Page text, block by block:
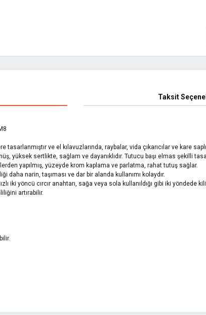
Taksit
tasarlanmıştır ve el kılavuzlarında, raybalar, vida çıkarıcılar ve kare
yüksek sertlikte, sağlam ve dayanıklıdır. Tutucu başı elmas şekilli
yapılmış, yüzeyde krom kaplama ve parlatma, rahat tutuş sağlar.
daha narin, taşıması ve dar bir alanda kullanımı kolaydır.
iki yöncü cırcır anahtarı, sağa veya sola kullanıldığı gibi iki yöndede
artırabilir.